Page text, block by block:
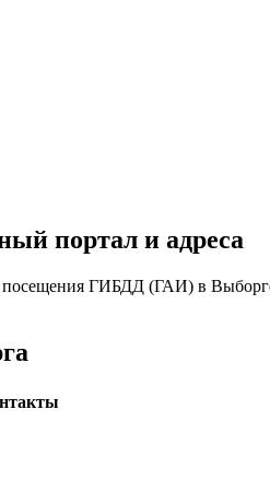
портал и адреса
ГИБДД (ГАИ) в